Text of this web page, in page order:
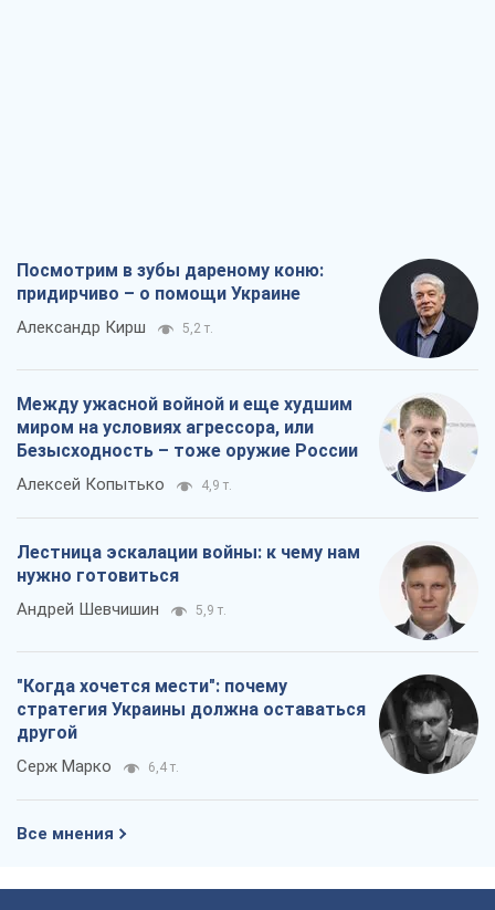
Посмотрим в зубы дареному коню:
придирчиво – о помощи Украине
Александр Кирш 5,2 т.
Между ужасной войной и еще худшим
миром на условиях агрессора, или
Безысходность – тоже оружие России
Алексей Копытько 4,9 т.
Лестница эскалации войны: к чему нам
нужно готовиться
Андрей Шевчишин 5,9 т.
"Когда хочется мести": почему
стратегия Украины должна оставаться
другой
Серж Марко 6,4 т.
Все мнения